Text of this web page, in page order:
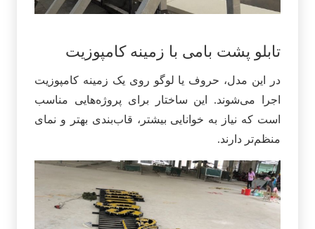
تابلو پشت بامی با زمینه کامپوزیت
در این مدل، حروف یا لوگو روی یک زمینه کامپوزیت
اجرا می‌شوند. این ساختار برای پروژه‌هایی مناسب
است که نیاز به خوانایی بیشتر، قاب‌بندی بهتر و نمای
منظم‌تر دارند.